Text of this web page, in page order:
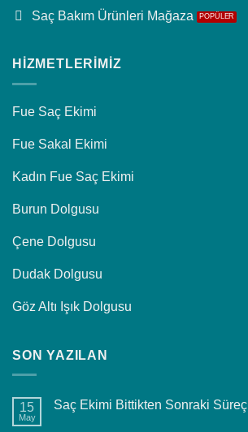
Saç Bakım Ürünleri Mağaza
HİZMETLERİMİZ
Fue Saç Ekimi
Fue Sakal Ekimi
Kadın Fue Saç Ekimi
Burun Dolgusu
Çene Dolgusu
Dudak Dolgusu
Göz Altı Işık Dolgusu
SON YAZILAN
15
May
Saç Ekimi Bittikten Sonraki Süreç